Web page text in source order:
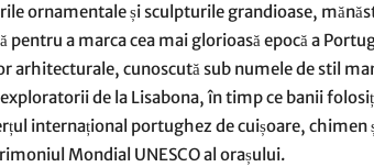
ornamentale și sculpturile grandioase,
a marca cea mai glorioasă epocă a
arhitecturale, cunoscută sub numele de stil
de la Lisabona, în timp ce banii
internațional portughez de cuișoare, chimen
Mondial UNESCO al orașului.